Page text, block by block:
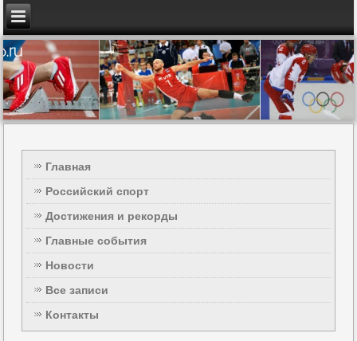
Главная
Российский спорт
Достижения и рекорды
Главные события
Новости
Все записи
Контакты